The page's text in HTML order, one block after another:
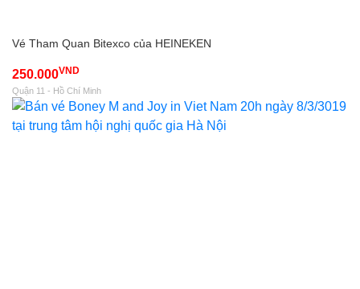
Vé Tham Quan Bitexco của HEINEKEN
250.000VND
Quận 11 - Hồ Chí Minh